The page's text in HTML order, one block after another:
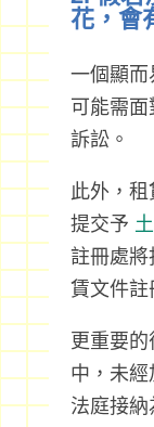
花，會
一個顯而
可能需面
訴訟。
此外，租
提交予
註冊處將
賃文件註
更重要
中，未
法庭接